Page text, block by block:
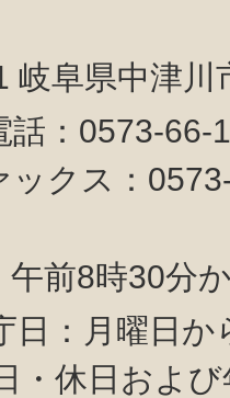
岐阜県中津
話：0573-
ックス：
午前8時30分
日：月曜日か
・休日およ